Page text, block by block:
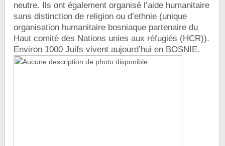
neutre. Ils ont également organisé l’aide humanitaire
sans distinction de religion ou d’ethnie (unique
organisation humanitaire bosniaque partenaire du
Haut comité des Nations unies aux réfugiés (HCR)).
Environ 1000 Juifs vivent aujourd’hui en BOSNIE.